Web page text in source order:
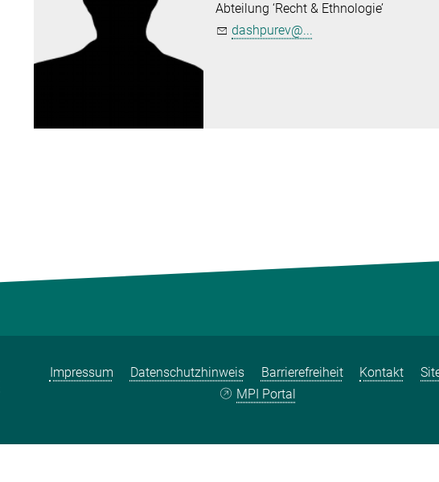
Abteilung ‘Recht & Ethnologie’
dashpurev@...
Impressum Datenschutzhinweis Barrierefreiheit Kontakt
MPI Portal